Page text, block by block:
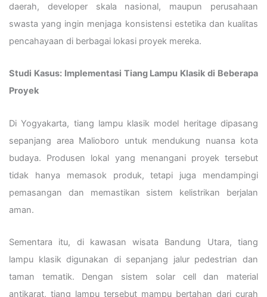
daerah, developer skala nasional, maupun perusahaan
swasta yang ingin menjaga konsistensi estetika dan kualitas
pencahayaan di berbagai lokasi proyek mereka.
Studi Kasus: Implementasi Tiang Lampu Klasik di Beberapa
Proyek
Di Yogyakarta, tiang lampu klasik model heritage dipasang
sepanjang area Malioboro untuk mendukung nuansa kota
budaya. Produsen lokal yang menangani proyek tersebut
tidak hanya memasok produk, tetapi juga mendampingi
pemasangan dan memastikan sistem kelistrikan berjalan
aman.
Sementara itu, di kawasan wisata Bandung Utara, tiang
lampu klasik digunakan di sepanjang jalur pedestrian dan
taman tematik. Dengan sistem solar cell dan material
antikarat, tiang lampu tersebut mampu bertahan dari curah